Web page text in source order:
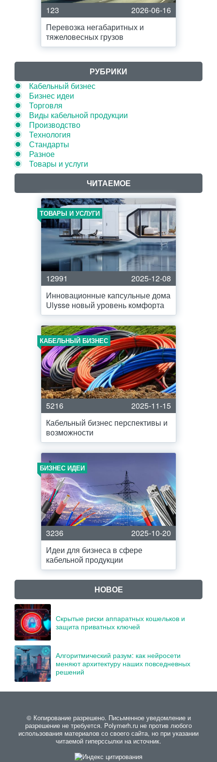
123
2026-06-16
Перевозка негабаритных и
тяжеловесных грузов
РУБРИКИ
Кабельный бизнес
Бизнес идеи
Торговля
Виды кабельной продукции
Производство
Технология
Стандарты
Разное
Товары и услуги
ЧИТАЕМОЕ
ТОВАРЫ И УСЛУГИ
12991
2025-12-08
Инновационные капсульные дома
Ulysse новый уровень комфорта
КАБЕЛЬНЫЙ БИЗНЕС
5216
2025-11-15
Кабельный бизнес перспективы и
возможности
БИЗНЕС ИДЕИ
3236
2025-10-20
Идеи для бизнеса в сфере
кабельной продукции
НОВОЕ
Скрытые риски аппаратных кошельков и
защита приватных ключей
Алгоритмический разум: как нейросети
меняют архитектуру наших повседневных
решений
© Копирование разрешено. Письменное уведомление и
разрешение не требуется. Polymerh.ru не против любого
использования материалов со своего сайта, но при указании
читаемой гиперссылки на источник.